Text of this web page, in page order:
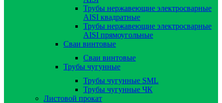
Трубы нержавеющие электросварные
AISI квадратные
Трубы нержавеющие электросварные
AISI прямоугольные
Сваи винтовые
Сваи винтовые
Трубы чугунные
Трубы чугунные SML
Трубы чугунные ЧК
Листовой прокат